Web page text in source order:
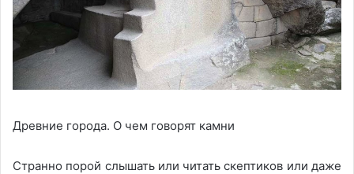
Древние города. О чем говорят камни
Странно порой слышать или читать скептиков или даже